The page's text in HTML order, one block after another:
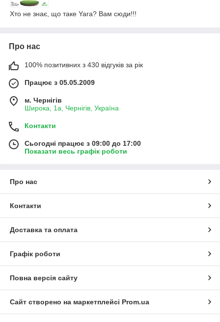
Хто не знає, що таке Yara? Вам сюди!!!
Про нас
100% позитивних з 430 відгуків за рік
Працює з 05.05.2009
м. Чернігів
Широка, 1а, Чернігів, Україна
Контакти
Сьогодні працює з 09:00 до 17:00
Показати весь графік роботи
Про нас
Контакти
Доставка та оплата
Графік роботи
Повна версія сайту
Сайт створено на маркетплейсі Prom.ua